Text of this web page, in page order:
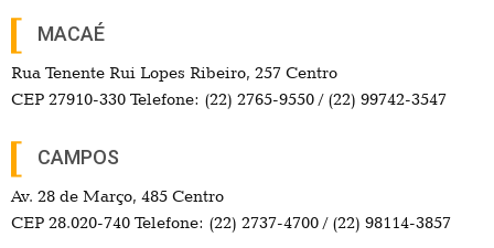
MACAÉ
Rua Tenente Rui Lopes Ribeiro, 257 Centro
CEP 27910-330 Telefone: (22) 2765-9550 / (22) 99742-3547
CAMPOS
Av. 28 de Março, 485 Centro
CEP 28.020-740 Telefone: (22) 2737-4700 / (22) 98114-3857